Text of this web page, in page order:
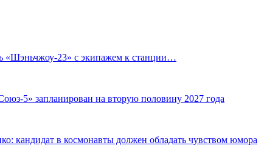
«Шэньчжоу-23» с экипажем к станции…
5» запланирован на вторую половину 2027 года
кандидат в космонавты должен обладать чувством юмора